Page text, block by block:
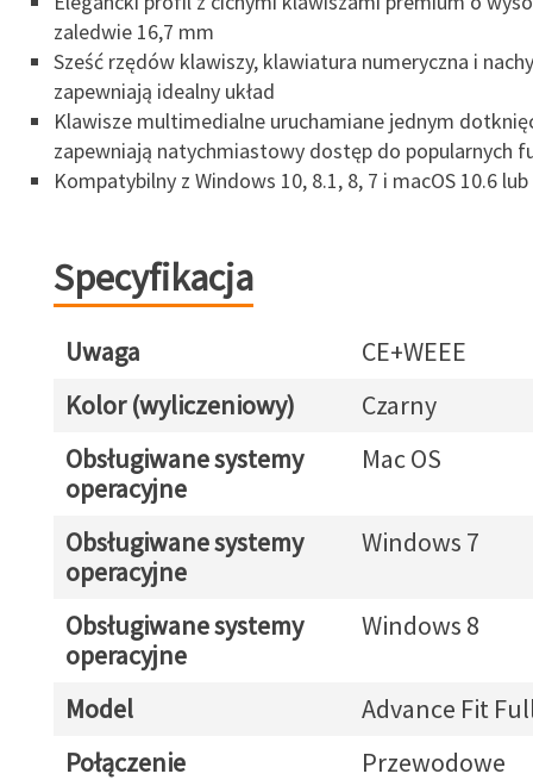
zaledwie 16,7 mm
Sześć rzędów klawiszy, klawiatura numeryczna i
zapewniają idealny układ
Klawisze multimedialne uruchamiane jednym
zapewniają natychmiastowy dostęp do popularnych
Kompatybilny z Windows 10, 8.1, 8, 7 i macOS 10.6
Specyfikacja
Uwaga
CE+WEEE
Kolor (wyliczeniowy)
Czarny
Obsługiwane systemy
operacyjne
Mac OS
Obsługiwane systemy
operacyjne
Windows 7
Obsługiwane systemy
operacyjne
Windows 8
Model
Advance Fit
Połączenie
Przewodowe